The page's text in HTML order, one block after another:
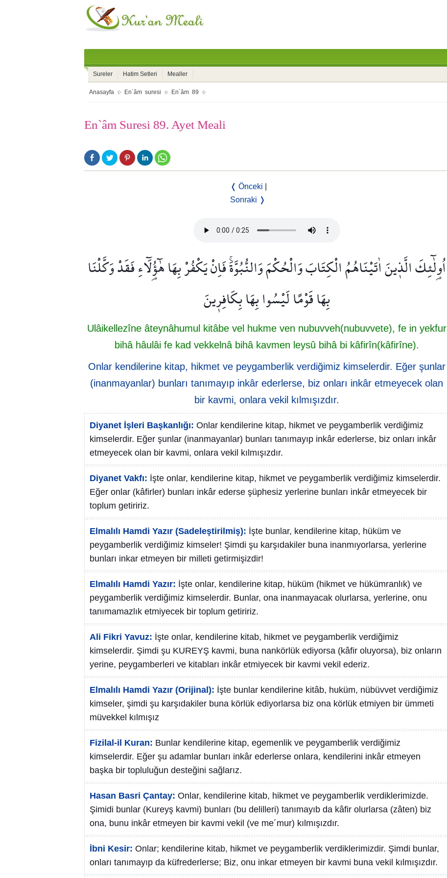
Sureler Hatim Setleri Mealler
Anasayfa En`âm suresi En`âm 89
En`âm Suresi 89. Ayet Meali
❬ Önceki
Sonraki ❭
اُو۬لٰٓئِكَ الَّذ۪ينَ اٰتَيْنَاهُمُ الْكِتَابَ وَالْحُكْمَ وَالنُّبُوَّةَۚ فَاِنْ يَكْفُرْ بِهَا هٰٓؤُ۬لَٓاءِ فَقَدْ وَكَّلْنَا
بِهَا قَوْمًا لَيْسُوا بِهَا بِكَافِر۪ينَ
Ulâikellezîne âteynâhumul kitâbe vel hukme ven nubuvveh(nubuvvete), fe in yekfur
bihâ hâulâi fe kad vekkelnâ bihâ kavmen leysû bihâ bi kâfirîn(kâfirîne).
Onlar kendilerine kitap, hikmet ve peygamberlik verdiğimiz kimselerdir. Eğer şunlar
(inanmayanlar) bunları tanımayıp inkâr ederlerse, biz onları inkâr etmeyecek olan
bir kavmi, onlara vekil kılmışızdır.
Diyanet İşleri Başkanlığı: Onlar kendilerine kitap, hikmet ve peygamberlik verdiğimiz
kimselerdir. Eğer şunlar (inanmayanlar) bunları tanımayıp inkâr ederlerse, biz onları inkâr
etmeyecek olan bir kavmi, onlara vekil kılmışızdır.
Diyanet Vakfı: İşte onlar, kendilerine kitap, hikmet ve peygamberlik verdiğimiz kimselerdir.
Eğer onlar (kâfirler) bunları inkâr ederse şüphesiz yerlerine bunları inkâr etmeyecek bir
toplum getiririz.
Elmalılı Hamdi Yazır (Sadeleştirilmiş): İşte bunlar, kendilerine kitap, hüküm ve
peygamberlik verdiğimiz kimseler! Şimdi şu karşıdakiler buna inanmıyorlarsa, yerlerine
bunları inkar etmeyen bir milleti getirmişizdir!
Elmalılı Hamdi Yazır: İşte onlar, kendilerine kitap, hüküm (hikmet ve hükümranlık) ve
peygamberlik verdiğimiz kimselerdir. Bunlar, ona inanmayacak olurlarsa, yerlerine, onu
tanımamazlık etmiyecek bir toplum getiririz.
Ali Fikri Yavuz: İşte onlar, kendilerine kitab, hikmet ve peygamberlik verdiğimiz
kimselerdir. Şimdi şu KUREYŞ kavmi, buna nankörlük ediyorsa (kâfir oluyorsa), biz onların
yerine, peygamberleri ve kitabları inkâr etmiyecek bir kavmi vekil ederiz.
Elmalılı Hamdi Yazır (Orijinal): İşte bunlar kendilerine kitâb, huküm, nübüvvet verdiğimiz
kimseler, şimdi şu karşıdakiler buna körlük ediyorlarsa biz ona körlük etmiyen bir ümmeti
müvekkel kılmışız
Fizilal-il Kuran: Bunlar kendilerine kitap, egemenlik ve peygamberlik verdiğimiz
kimselerdir. Eğer şu adamlar bunları inkâr ederlerse onlara, kendilerini inkâr etmeyen
başka bir topluluğun desteğini sağlarız.
Hasan Basri Çantay: Onlar, kendilerine kitab, hikmet ve peygamberlik verdiklerimizde.
Şimidi bunlar (Kureyş kavmi) bunları (bu delilleri) tanımayıb da kâfir olurlarsa (zâten) biz
ona, bunu inkâr etmeyen bir kavmi vekil (ve me´mur) kılmışızdır.
İbni Kesir: Onlar; kendilerine kitab, hikmet ve peygamberlik verdiklerimizdir. Şimdi bunlar,
onları tanımayıp da küfrederlerse; Biz, onu inkar etmeyen bir kavmi buna vekil kılmışızdır.